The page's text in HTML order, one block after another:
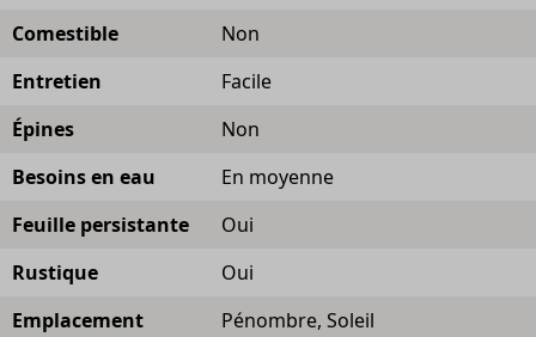
Comestible
Non
Entretien
Facile
Épines
Non
Besoins en eau
En moyenne
Feuille persistante
Oui
Rustique
Oui
Emplacement
Pénombre, Soleil